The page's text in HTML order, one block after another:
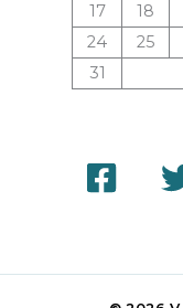
17
18
24
25
31